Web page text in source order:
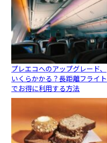
プレエコへのアップグレード、
いくらかかる？長距離フライト
でお得に利用する方法